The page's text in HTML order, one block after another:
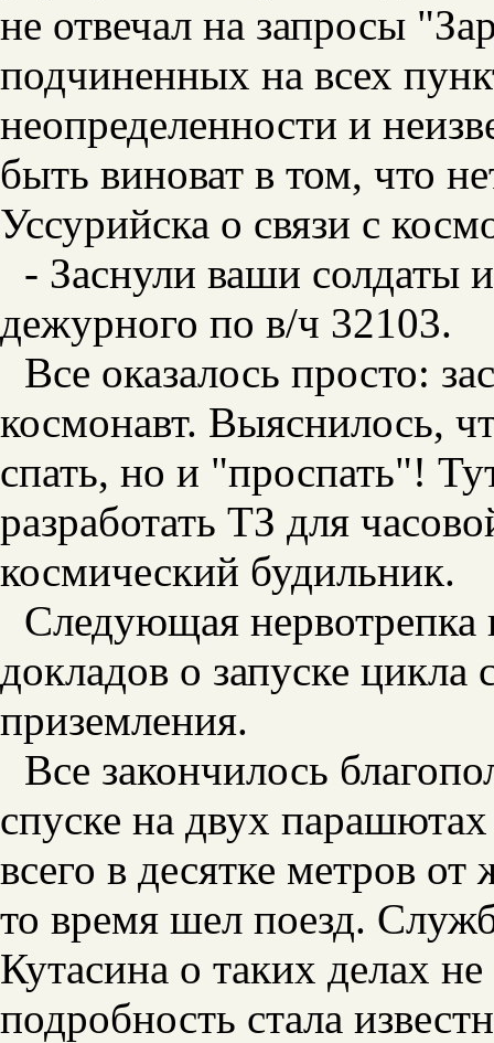
не отвечал на запросы
подчиненных на всех
неопределенности и
быть виноват в том, что
Уссурийска о связи с
- Заснули ваши солдаты
дежурного по в/ч 32103.
Все оказалось просто:
космонавт. Выяснилось,
спать, но и "проспать"!
разработать ТЗ для
космический будильник.
Следующая
докладов о запуске цикла
приземления.
Все закончилось
спуске на двух
всего в десятке метров
то время шел поезд.
Кутасина о таких делах
подробность стала